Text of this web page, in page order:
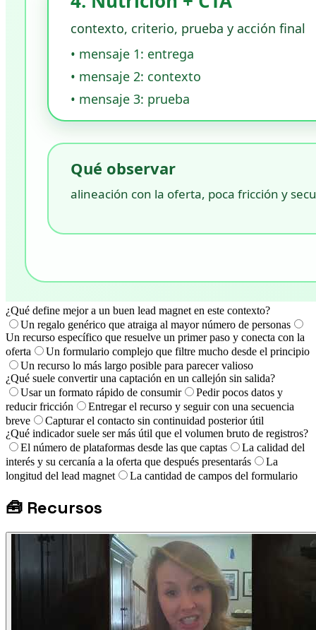
¿Qué define mejor a un buen lead magnet en este contexto?
Un regalo genérico que atraiga al mayor número de personas
Un recurso específico que resuelve un primer paso y conecta con la
oferta
Un formulario complejo que filtre mucho desde el principio
Un recurso lo más largo posible para parecer valioso
¿Qué suele convertir una captación en un callejón sin salida?
Usar un formato rápido de consumir
Pedir pocos datos y
reducir fricción
Entregar el recurso y seguir con una secuencia
breve
Capturar el contacto sin continuidad posterior útil
¿Qué indicador suele ser más útil que el volumen bruto de registros?
El número de plataformas desde las que captas
La calidad del
interés y su cercanía a la oferta que después presentarás
La
longitud del lead magnet
La cantidad de campos del formulario
🧰 Recursos